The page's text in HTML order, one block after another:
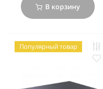
В корзину
Популярный товар